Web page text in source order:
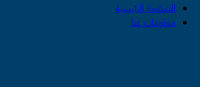
الصفحة الرئيسية
معلومات عنا